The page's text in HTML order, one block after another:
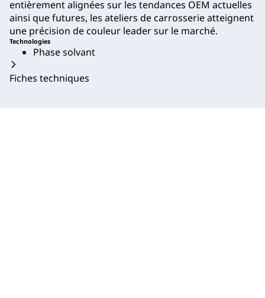
entièrement alignées sur les tendances OEM actuelles
ainsi que futures, les ateliers de carrosserie atteignent
une précision de couleur leader sur le marché.
Technologies
Phase solvant
Fiches techniques